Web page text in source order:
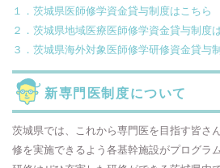
１．茨城県医師修学資金貸与制度はこちら
２．茨城県地域医療医師修学資金貸与制度
３．茨城県海外対象医師修学研修資金貸与
新専門医制度について
茨城県では、これから専門医を目指す皆さ
修を実施できるよう各基幹施設がプログラ